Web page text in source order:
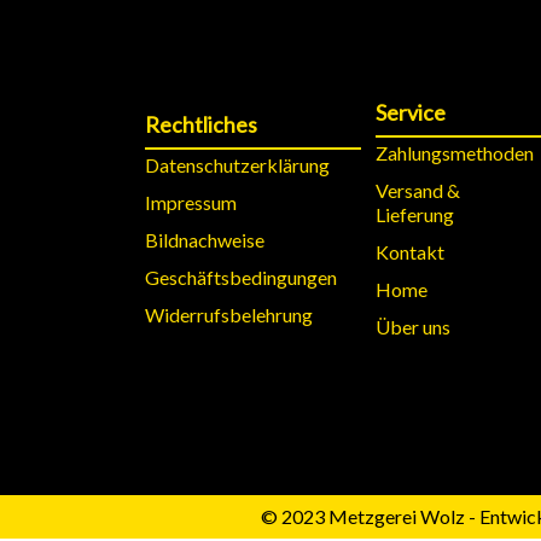
Rechtliches
Datenschutzerklärung
Impressum
Bildnachweise
Geschäftsbedingungen
Widerrufsbelehrung
Service
Zahlungsmethoden
Versand &
Lieferung
Kontakt
Home
Über uns
© 2023 Metzgerei Wolz -